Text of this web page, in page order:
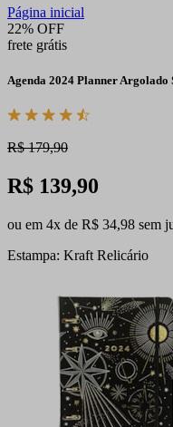
Página inicial
22% OFF
frete grátis
Agenda 2024 Planner
R$ 179,90
R$ 139,90
ou em 4x de R$ 34,98 sem
Estampa: Kraft Relicário